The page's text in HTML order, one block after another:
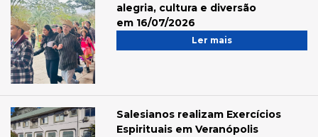
alegria, cultura e diversão
em 16/07/2026
Ler mais
Salesianos realizam Exercícios
Espirituais em Veranópolis